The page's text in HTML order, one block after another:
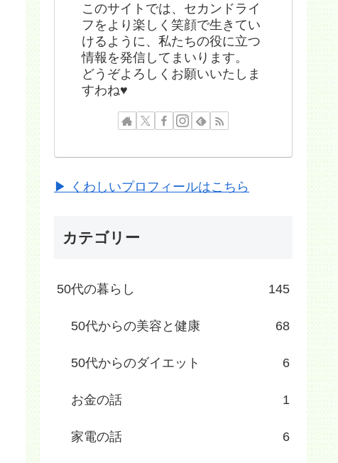
このサイトでは、セカンドライ
フをより楽しく笑顔で生きてい
けるように、私たちの役に立つ
情報を発信してまいります。
どうぞよろしくお願いいたしま
すわね♥
▶ くわしいプロフィールはこちら
カテゴリー
50代の暮らし 145
50代からの美容と健康 68
50代からのダイエット 6
お金の話 1
家電の話 6